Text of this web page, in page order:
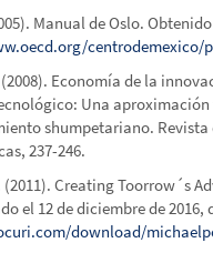
Manual de Oslo.
centrodemexico/
Economía de la
Una aproximación
shumpetariano. Revista
237-246.
(2011). Creating Toorrow´s
el 12 de diciembre de 2016,
download/